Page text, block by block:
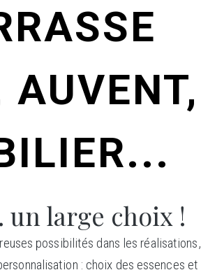
AUVENT,
un large choix !
possibilités dans les réalisations,
: choix des essences et